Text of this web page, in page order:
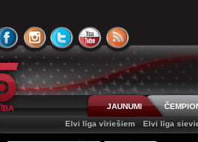
JAUNUMI
Elvi līga vīriešiem
Elvi līga